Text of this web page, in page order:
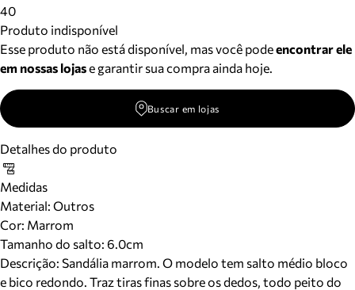
40
Produto indisponível
Esse produto não está disponível, mas você podeencontrar ele
em nossas lojase garantir sua compra ainda hoje.
Buscar em lojas
Detalhes do produto
Medidas
Material: Outros
Cor: Marrom
Tamanho do salto: 6.0cm
Descrição: Sandália marrom. O modelo tem salto médio bloco
e bico redondo. Traz tiras finas sobre os dedos, todo peito do